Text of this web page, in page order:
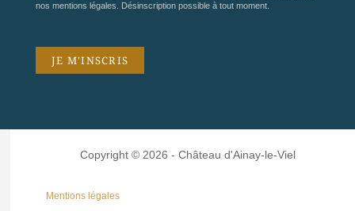
nos mentions légales . Désinscription possible à tout moment.
Copyright © 2026 - Château d'Ainay-le-Viel
Mentions légales